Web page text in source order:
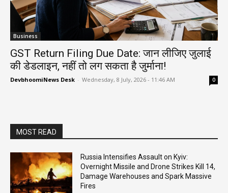
Business
GST Return Filing Due Date: जान लीजिए जुलाई
की डेडलाइन, नहीं तो लग सकता है जुर्माना!
DevbhoomiNews Desk - Wednesday, 8 July, 2026 - 11:46 AM 0
MOST READ
Russia Intensifies Assault on Kyiv:
Overnight Missile and Drone Strikes Kill 14,
Damage Warehouses and Spark Massive
Fires